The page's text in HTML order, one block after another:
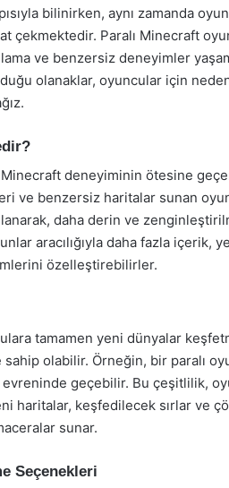
bilinirken, aynı zamanda
çekmektedir. Paralı Minecraft
ve benzersiz deneyimler
olanaklar, oyuncular için
Minecraft deneyiminin ötesine
ve benzersiz haritalar sunan
daha derin ve
aracılığıyla daha fazla
özelleştirebilirler.
tamamen yeni dünyalar
olabilir. Örneğin, bir paralı
geçebilir. Bu çeşitlilik,
haritalar, keşfedilecek sırlar ve
sunar.
Seçenekleri